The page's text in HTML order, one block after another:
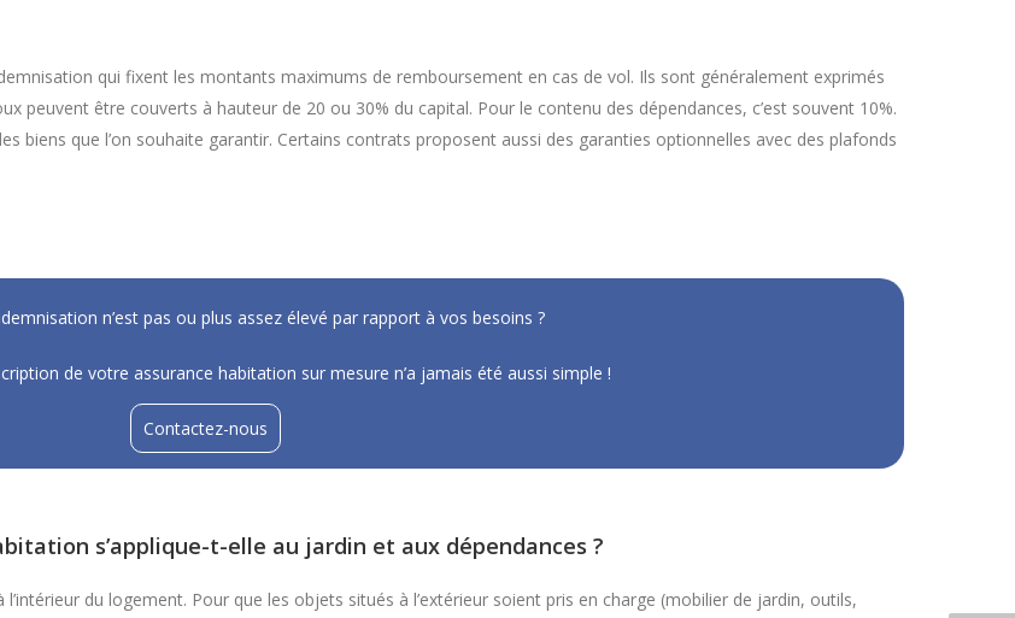
qui fixent les montants maximums de remboursement en cas de vol. Ils sont généralement exprimés
peuvent être couverts à hauteur de 20 ou 30% du capital. Pour le contenu des dépendances, c’est souvent 10%.
biens que l’on souhaite garantir. Certains contrats proposent aussi des garanties optionnelles avec des plafonds
n’est pas ou plus assez élevé par rapport à vos besoins ?
de votre assurance habitation sur mesure n’a jamais été aussi simple !
Contactez-nous
s’applique-t-elle au jardin et aux dépendances ?
du logement. Pour que les objets situés à l’extérieur soient pris en charge (mobilier de jardin, outils,